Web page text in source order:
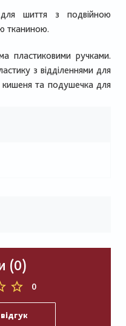
шиття з подвійною
тканиною.
пластиковими ручками.
з відділеннями для
та подушечка для
(0)
0